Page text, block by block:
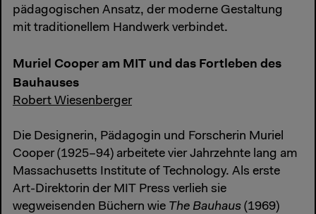
pädagogischen Ansatz, der moderne Gestaltung
mit traditionellem Handwerk verbindet.
Muriel Cooper am MIT und das Fortleben des
Bauhauses
Robert Wiesenberger
Die Designerin, Pädagogin und Forscherin Muriel
Cooper (1925–94) arbeitete vier Jahrzehnte lang am
Massachusetts Institute of Technology. Als erste
Art-Direktorin der MIT Press verlieh sie
wegweisenden Büchern wie The Bauhaus (1969)